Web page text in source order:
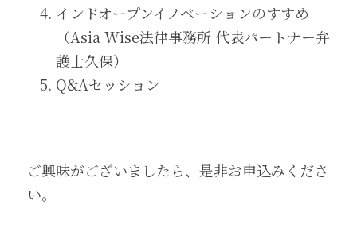
インドオープンイノベーションのすすめ
（Asia Wise法律事務所 代表パートナー弁
護士久保）
Q&Aセッション
ご興味がございましたら、是非お申込みくださ
い。